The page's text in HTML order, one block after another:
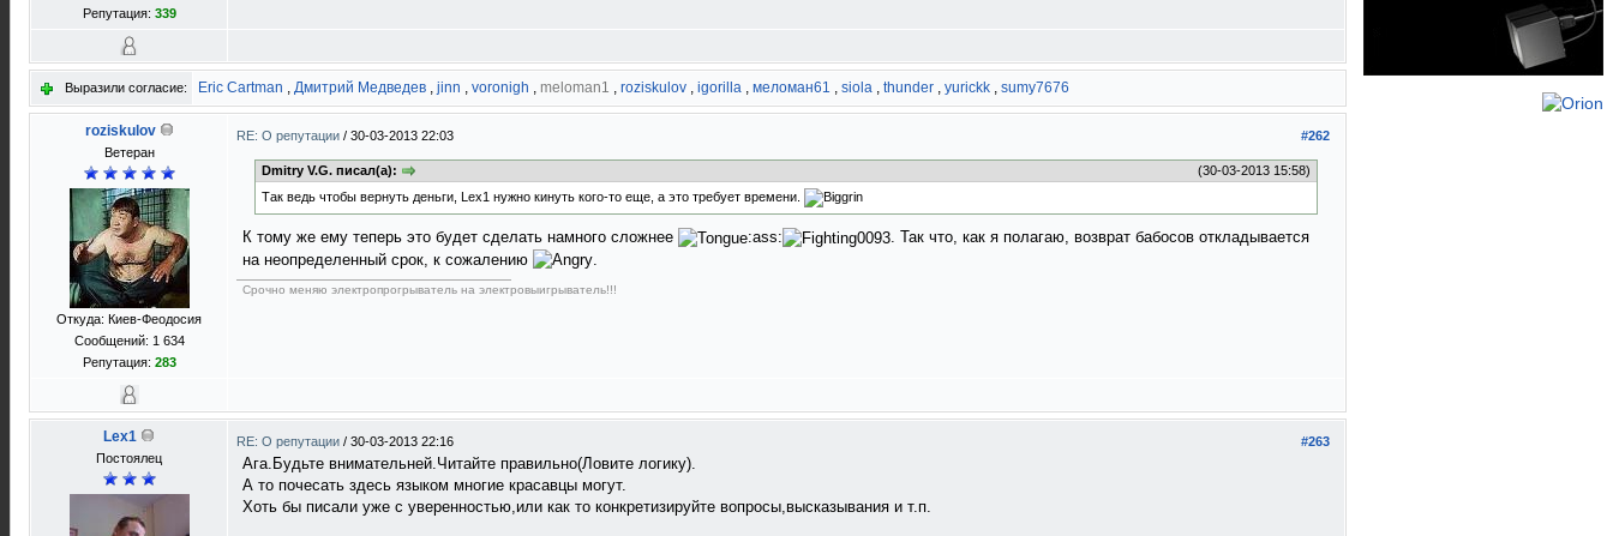
Репутация: 339
Выразили согласие: Eric Cartman , Дмитрий Медведев , jinn , voronigh , meloman1 , roziskulov , igorilla , меломан61 , siola , thunder , yurickk , sumy7676
roziskulov
Ветеран
Откуда: Киев-Феодосия
Сообщений: 1 634
Репутация: 283
#262
RE: О репутации / 30-03-2013 22:03
(30-03-2013 15:58)
Dmitry V.G. писал(а):
Так ведь чтобы вернуть деньги, Lex1 нужно кинуть кого-то еще, а это требует времени.
К тому же ему теперь это будет сделать намного сложнее :ass:
. Так что, как я полагаю, возврат бабосов откладывается
на неопределенный срок, к сожалению
Срочно меняю электропрогрыватель на электровыигрыватель!!!
Lex1
Постоялец
#263
RE: О репутации / 30-03-2013 22:16
Ага.Будьте внимательней.Читайте правильно(Ловите логику).
А то почесать здесь языком многие красавцы могут.
Хоть бы писали уже с уверенностью,или как то конкретизируйте вопросы,высказывания и т.п.